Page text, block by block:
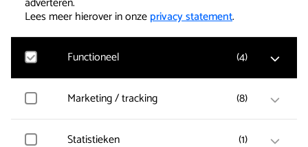
Lees meer hierover in onzeprivacy statement.
Functioneel (4)
Google Analytics
wordt gemeten en gebruikersgegevens worden
anoniem verzameld.
Marketing / tracking (8)
Vimeo Statistieken (1)
Technische informatie
Cookies
Kassa 085-239 1501